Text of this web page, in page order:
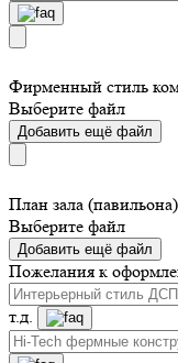
Фирменный стиль
Выберите файл
Добавить ещё файл
План зала (павильона)
Выберите файл
Добавить ещё файл
Пожелания к
т.д.